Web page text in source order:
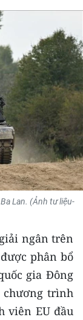
Lan. (Ảnh tư liệu-
ngân trên
phân bổ
gia Đông
trình
viên EU đầu